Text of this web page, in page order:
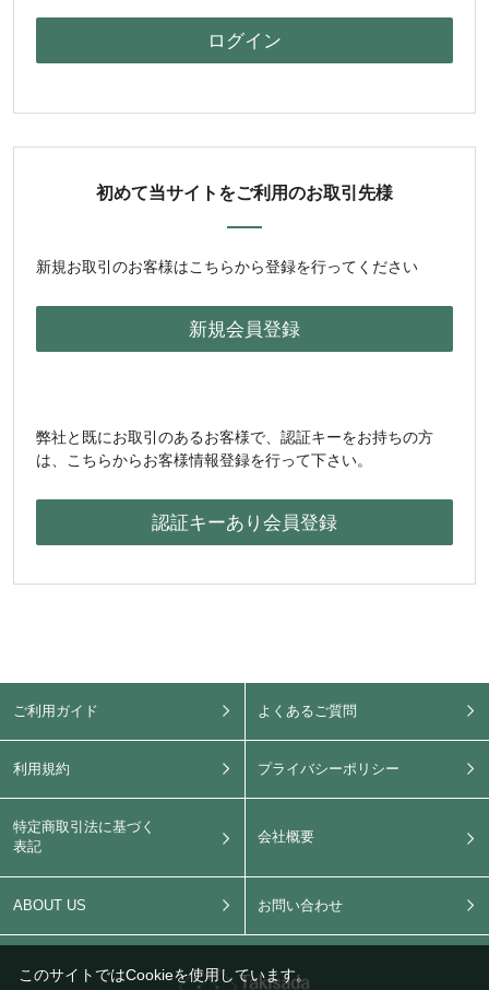
初めて当サイトをご利用のお取引先様
新規お取引のお客様はこちらから登録を行ってください
弊社と既にお取引のあるお客様で、認証キーをお持ちの方
は、こちらからお客様情報登録を行って下さい。
ご利用ガイド よくあるご質問
利用規約 プライバシーポリシー
特定商取引法に基づく
表記
会社概要
ABOUT US お問い合わせ
このサイトではCookieを使用しています。